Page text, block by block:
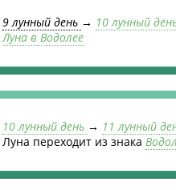
9 лунный день → 10 лунный
Луна в Водолее
10 лунный день → 11 лунный
Луна переходит из знака